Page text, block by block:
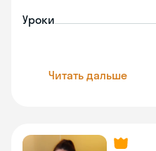
Уроки
Читать дальше